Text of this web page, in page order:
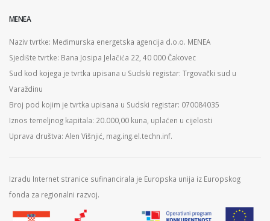
MENEA
Naziv tvrtke: Međimurska energetska agencija d.o.o. MENEA
Sjedište tvrtke: Bana Josipa Jelačića 22, 40 000 Čakovec
Sud kod kojega je tvrtka upisana u Sudski registar: Trgovački sud u
Varaždinu
Broj pod kojim je tvrtka upisana u Sudski registar: 070084035
Iznos temeljnog kapitala: 20.000,00 kuna, uplaćen u cijelosti
Uprava društva: Alen Višnjić, mag.ing.el.techn.inf.
Izradu Internet stranice sufinancirala je Europska unija iz Europskog
fonda za regionalni razvoj.